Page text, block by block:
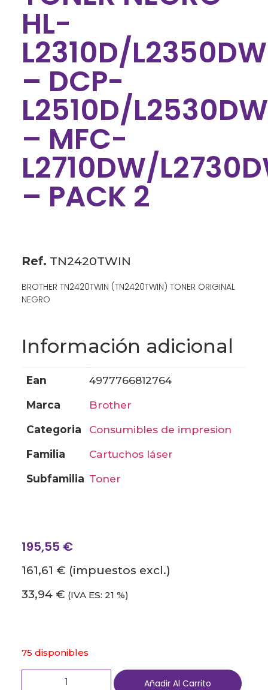
HL-
L2310D/
– DCP-
L2510D/
– MFC-
L2710DW/
– PACK 2
Ref. TN2420TWIN
BROTHER TN2420TWIN (TN2420TWIN) TONER ORIGINAL
NEGRO
Información adicional
ean
4977766812764
marca
brother
categoria
consumibles de impresion
familia
cartuchos láser
subfamilia
toner
195,55 €
161,61 € (impuestos excl.)
33,94 € (IVA ES: 21 %)
75 disponibles
Añadir Al Carrito